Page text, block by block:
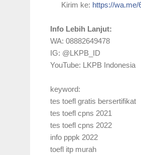
Kirim ke: https://wa.me/­
Info Lebih Lanjut:
WA: 08882649478
IG: @LKPB_ID
YouTube: LKPB Indonesia
keyword:
tes toefl gratis bersertifikat
tes toefl cpns 2021
tes toefl cpns 2022
info pppk 2022
toefl itp murah